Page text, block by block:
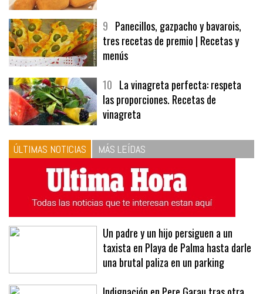
9Panecillos, gazpacho y bavarois,
tres recetas de premio | Recetas y
menús
10La vinagreta perfecta: respeta
las proporciones. Recetas de
vinagreta
ÚLTIMAS NOTICIAS MÁS LEÍDAS
Un padre y un hijo persiguen a un
taxista en Playa de Palma hasta darle
una brutal paliza en un parking